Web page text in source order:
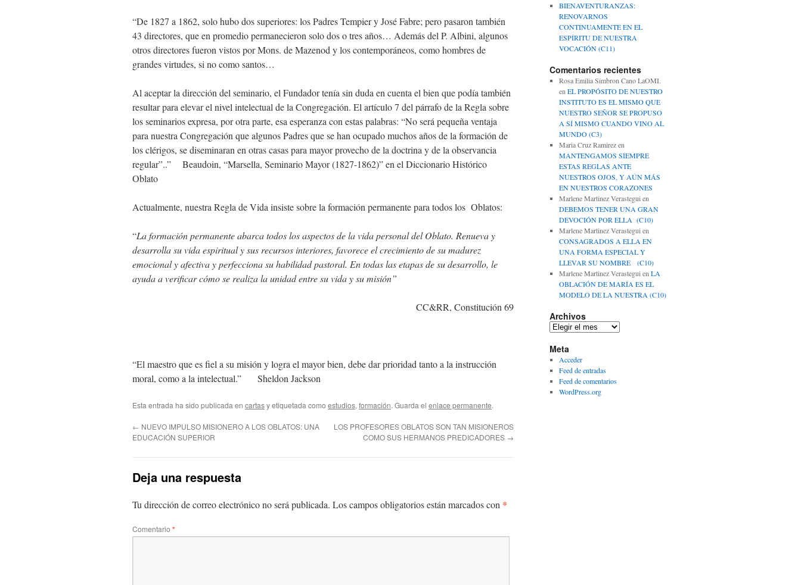
“De 1827 a 1862, solo hubo dos superiores: los Padres Tempier y José Fabre; pero pasaron también
43 directores, que en promedio permanecieron solo dos o tres años… Además del P. Albini, algunos
otros directores fueron vistos por Mons. de Mazenod y los contemporáneos, como hombres de
grandes virtudes, si no como santos…
Al aceptar la dirección del seminario, el Fundador tenía sin duda en cuenta el bien que podía también
resultar para elevar el nivel intelectual de la Congregación. El artículo 7 del párrafo de la Regla sobre
los seminarios expresa, por otra parte, esa esperanza con estas palabras: “No será pequeña ventaja
para nuestra Congregación que algunos Padres que se han ocupado muchos años de la formación de
los clérigos, se diseminaran en otras casas para mayor provecho de la doctrina y de la observancia
regular”..” Beaudoin, “Marsella, Seminario Mayor (1827-1862)” en el Diccionario Histórico
Oblato
Actualmente, nuestra Regla de Vida insiste sobre la formación permanente para todos los Oblatos:
“La formación permanente abarca todos los aspectos de la vida personal del Oblato. Renueva y
desarrolla su vida espiritual y sus recursos interiores, favorece el crecimiento de su madurez
emocional y afectiva y perfecciona su habilidad pastoral. En todas las etapas de su desarrollo, le
ayuda a verificar cómo se realiza la unidad entre su vida y su misión”
CC&RR, Constitución 69
“El maestro que es fiel a su misión y logra el mayor bien, debe dar prioridad tanto a la instrucción
moral, como a la intelectual.” Sheldon Jackson
Esta entrada ha sido publicada en cartasy etiquetada como estudios, formación. Guarda el enlace permanente.
← NUEVO IMPULSO MISIONERO A LOS OBLATOS: UNA
EDUCACIÓN SUPERIOR
LOS PROFESORES OBLATOS SON TAN MISIONEROS
COMO SUS HERMANOS PREDICADORES →
Deja una respuesta
Tu dirección de correo electrónico no será publicada. Los campos obligatorios están marcados con *
Comentario *
BIENAVENTURANZAS:
RENOVARNOS
CONTINUAMENTE EN EL
ESPÍRITU DE NUESTRA
VOCACIÓN (C11)
Comentarios recientes
Rosa Emilia Simbron Cano LaOMI.
en EL PROPÓSITO DE NUESTRO
INSTITUTO ES EL MISMO QUE
NUESTRO SEÑOR SE PROPUSO
A SÍ MISMO CUANDO VINO AL
MUNDO (C3)
Maria Cruz Ramirezen
MANTENGAMOS SIEMPRE
ESTAS REGLAS ANTE
NUESTROS OJOS, Y AÚN MÁS
EN NUESTROS CORAZONES
Marlene Martinez Verastegui en
DEBEMOS TENER UNA GRAN
DEVOCIÓN POR ELLA (C10)
Marlene Martinez Verastegui en
CONSAGRADOS A ELLA EN
UNA FORMA ESPECIAL Y
LLEVAR SU NOMBRE (C10)
Marlene Martinez Verastegui en LA
OBLACIÓN DE MARÍA ES EL
MODELO DE LA NUESTRA (C10)
Archivos
Archivos
Meta
Acceder
Feed de entradas
Feed de comentarios
WordPress.org